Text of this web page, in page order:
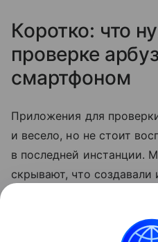
Коротко: что
проверке
смартфоном
Приложения для
и весело, но не стоит
в последней инстанции.
скрывают, что создавали